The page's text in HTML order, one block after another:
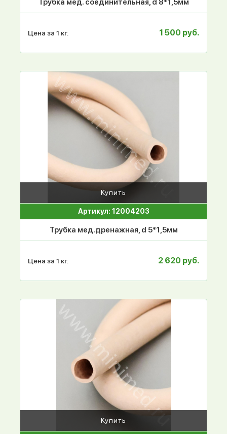
Трубка мед. соединительная, d 8*1,5мм
Цена за 1 кг. 1 500 руб.
Купить
Артикул: 12004203
Трубка мед.дренажная, d 5*1,5мм
Цена за 1 кг. 2 620 руб.
Купить